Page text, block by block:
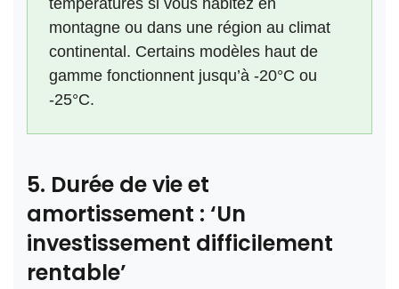
températures si vous habitez en
montagne ou dans une région au climat
continental. Certains modèles haut de
gamme fonctionnent jusqu’à -20°C ou
-25°C.
5. Durée de vie et
amortissement : ‘Un
investissement difficilement
rentable’